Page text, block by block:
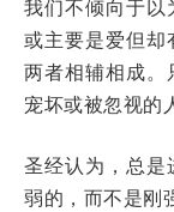
我们不倾向于以
或主要是爱但却
两者相辅相成。
宠坏或被忽视的
圣经认为，总是
弱的，而不是刚